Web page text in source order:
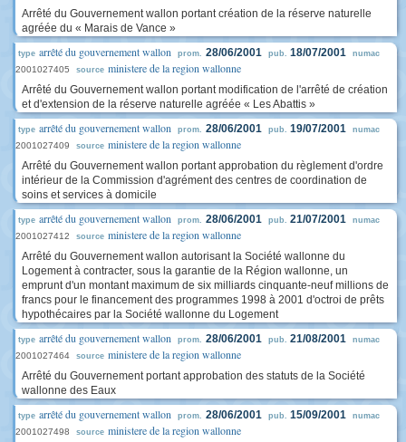
Arrêté du Gouvernement wallon portant création de la réserve naturelle
agréée du « Marais de Vance »
type arrêté du gouvernement wallon prom. 28/06/2001 pub. 18/07/2001 numac
2001027405 source ministere de la region wallonne
Arrêté du Gouvernement wallon portant modification de l'arrêté de création
et d'extension de la réserve naturelle agréée « Les Abattis »
type arrêté du gouvernement wallon prom. 28/06/2001 pub. 19/07/2001 numac
2001027409 source ministere de la region wallonne
Arrêté du Gouvernement wallon portant approbation du règlement d'ordre
intérieur de la Commission d'agrément des centres de coordination de
soins et services à domicile
type arrêté du gouvernement wallon prom. 28/06/2001 pub. 21/07/2001 numac
2001027412 source ministere de la region wallonne
Arrêté du Gouvernement wallon autorisant la Société wallonne du
Logement à contracter, sous la garantie de la Région wallonne, un
emprunt d'un montant maximum de six milliards cinquante-neuf millions de
francs pour le financement des programmes 1998 à 2001 d'octroi de prêts
hypothécaires par la Société wallonne du Logement
type arrêté du gouvernement wallon prom. 28/06/2001 pub. 21/08/2001 numac
2001027464 source ministere de la region wallonne
Arrêté du Gouvernement portant approbation des statuts de la Société
wallonne des Eaux
type arrêté du gouvernement wallon prom. 28/06/2001 pub. 15/09/2001 numac
2001027498 source ministere de la region wallonne